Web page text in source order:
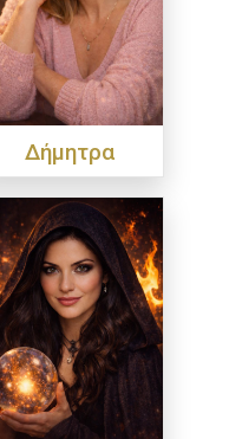
Δήμητρα